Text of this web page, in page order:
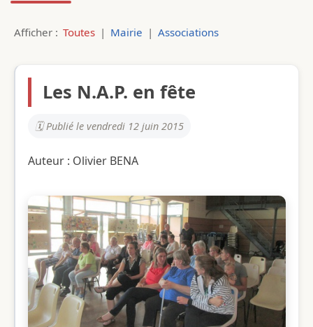
Afficher : Toutes | Mairie | Associations
Les N.A.P. en fête
Publié le vendredi 12 juin 2015
Auteur : Olivier BENA